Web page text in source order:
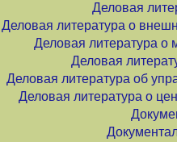
Деловая
Деловая литература о
Деловая литература о
Деловая
Деловая литература об
Деловая литература о